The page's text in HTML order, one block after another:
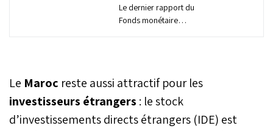
Le dernier rapport du
Fonds monétaire
Orient et de l'Afrique du
Nord en 2024, marqués
par des perturbations
économiques et des
Le Maroc reste aussi attractif pour les
investisseurs étrangers : le stock
d’investissements directs étrangers (IDE) est